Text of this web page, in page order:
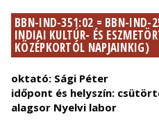
BBN-IND-351:02 = BBN-IND-
INDIAI KULTÚR- ÉS
KÖZÉPKORTÓL NAPJAINKIG)
oktató: Sági Péter
időpont és helyszín:
alagsor Nyelvi labor